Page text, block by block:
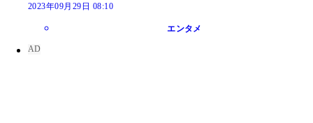
2023年09月29日 08:10
エンタメ